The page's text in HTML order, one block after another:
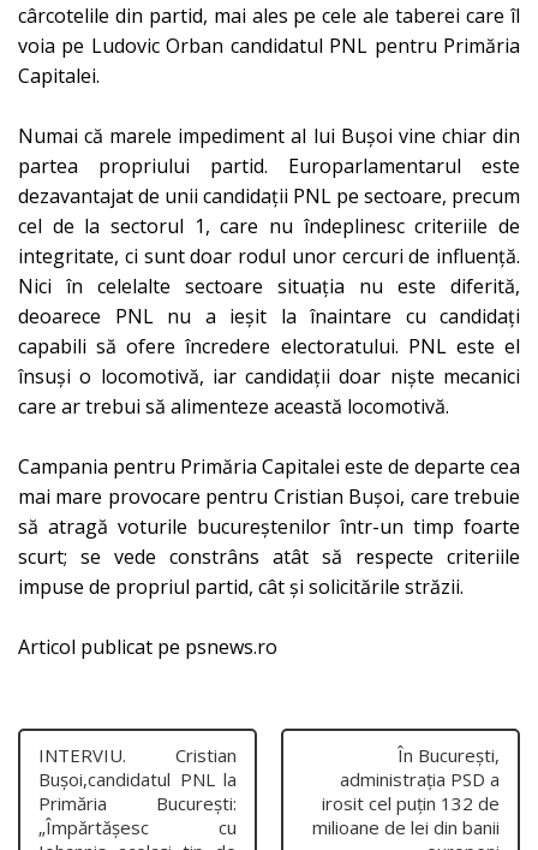
cârcotelile din partid, mai ales pe cele ale taberei care îl
voia pe Ludovic Orban candidatul PNL pentru Primăria
Capitalei.
Numai că marele impediment al lui Bușoi vine chiar din
partea propriului partid. Europarlamentarul este
dezavantajat de unii candidații PNL pe sectoare, precum
cel de la sectorul 1, care nu îndeplinesc criteriile de
integritate, ci sunt doar rodul unor cercuri de influență.
Nici în celelalte sectoare situația nu este diferită,
deoarece PNL nu a ieșit la înaintare cu candidați
capabili să ofere încredere electoratului. PNL este el
însuși o locomotivă, iar candidații doar niște mecanici
care ar trebui să alimenteze această locomotivă.
Campania pentru Primăria Capitalei este de departe cea
mai mare provocare pentru Cristian Bușoi, care trebuie
să atragă voturile bucureștenilor într-un timp foarte
scurt; se vede constrâns atât să respecte criteriile
impuse de propriul partid, cât și solicitările străzii.
Articol publicat pe psnews.ro
INTERVIU. Cristian
Bușoi,candidatul PNL la
Primăria București:
„Împărtăşesc cu
În București,
administrația PSD a
irosit cel puțin 132 de
milioane de lei din banii